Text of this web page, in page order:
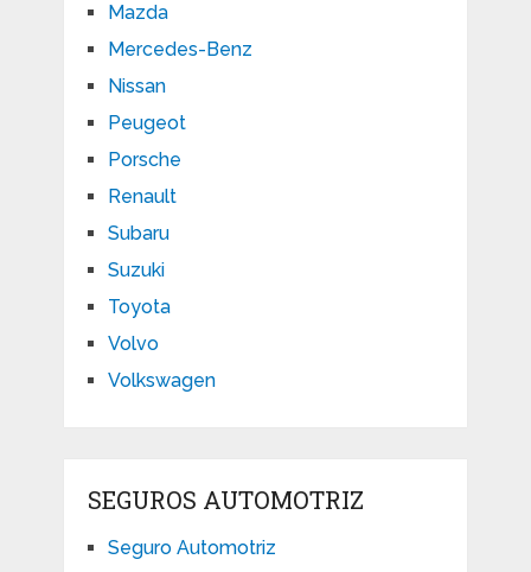
Mazda
Mercedes-Benz
Nissan
Peugeot
Porsche
Renault
Subaru
Suzuki
Toyota
Volvo
Volkswagen
SEGUROS AUTOMOTRIZ
Seguro Automotriz